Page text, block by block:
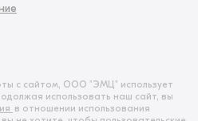
с сайтом, ООО "ЭМЦ" использует
использовать наш сайт, вы
в отношении использования